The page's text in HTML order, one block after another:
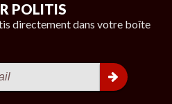
POLITIS
directement dans votre boîte